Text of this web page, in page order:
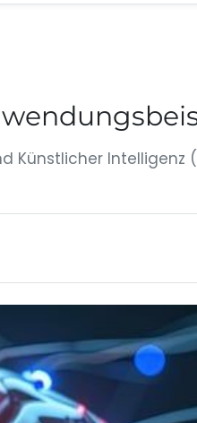
Künstlicher Intelligenz